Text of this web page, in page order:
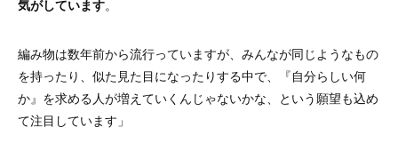
気がしています。
編み物は数年前から流行っていますが、みんなが同じようなもの
を持ったり、似た見た目になったりする中で、『自分らしい何
か』を求める人が増えていくんじゃないかな、という願望も込め
て注目しています」